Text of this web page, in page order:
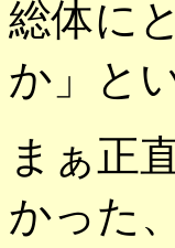
総体に
か」と
まぁ正
かった